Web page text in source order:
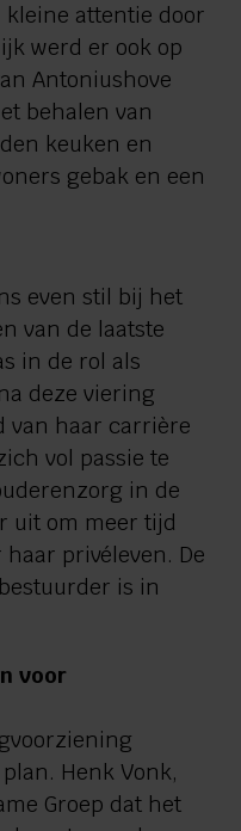
attentie door
werd er ook op
Antoniushove
behalen van
keuken en
gebak en een
even stil bij het
van de laatste
in de rol als
deze viering
van haar carrière
vol passie te
in de
uit om meer tijd
privéleven. De
is in
voor
Henk Vonk,
Groep dat het